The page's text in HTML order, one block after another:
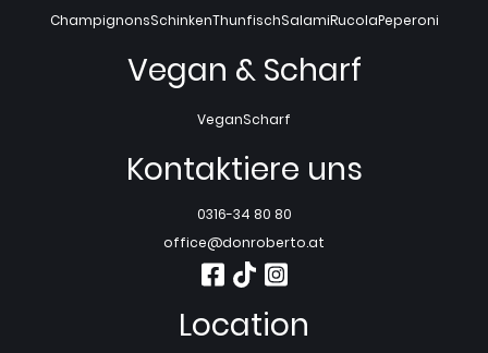
ChampignonsSchinkenThunfischSalamiRucolaPeperoni
Vegan & Scharf
VeganScharf
Kontaktiere uns
0316-34 80 80
office@donroberto.at
Location